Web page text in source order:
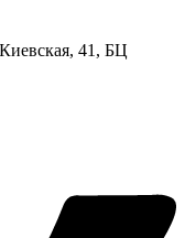
41, БЦ